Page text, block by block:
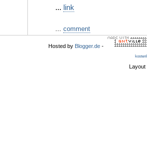
... link
... comment
Hosted by Blogger.de -